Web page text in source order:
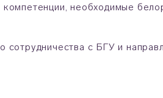
компетенции, необходимые
сотрудничества с БГУ и